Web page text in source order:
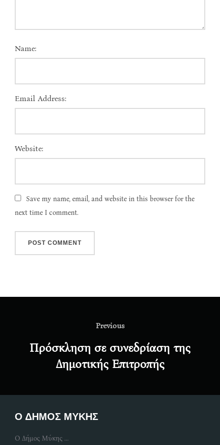
Name:
Email Address:
Website:
Save my name, email, and website in this browser for the
next time I comment.
Previous
Previous
Πρόσκληση σε συνεδρίαση της
Δημοτικής Επιτροπής
Ο ΔΗΜΟΣ ΜΥΚΗΣ
Ο Δήμος Μύκης ...